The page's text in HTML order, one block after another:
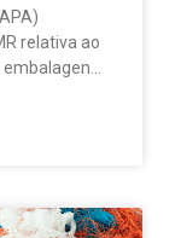
relativa ao